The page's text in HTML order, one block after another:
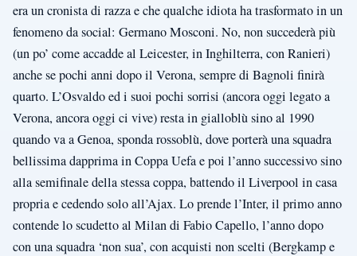
era un cronista di razza e che qualche idiota ha trasformato in un
fenomeno da social: Germano Mosconi. No, non succederà più
(un po’ come accadde al Leicester, in Inghilterra, con Ranieri)
anche se pochi anni dopo il Verona, sempre di Bagnoli finirà
quarto. L’Osvaldo ed i suoi pochi sorrisi (ancora oggi legato a
Verona, ancora oggi ci vive) resta in gialloblù sino al 1990
quando va a Genoa, sponda rossoblù, dove porterà una squadra
bellissima dapprima in Coppa Uefa e poi l’anno successivo sino
alla semifinale della stessa coppa, battendo il Liverpool in casa
propria e cedendo solo all’Ajax. Lo prende l’Inter, il primo anno
contende lo scudetto al Milan di Fabio Capello, l’anno dopo
con una squadra ‘non sua’, con acquisti non scelti (Bergkamp e